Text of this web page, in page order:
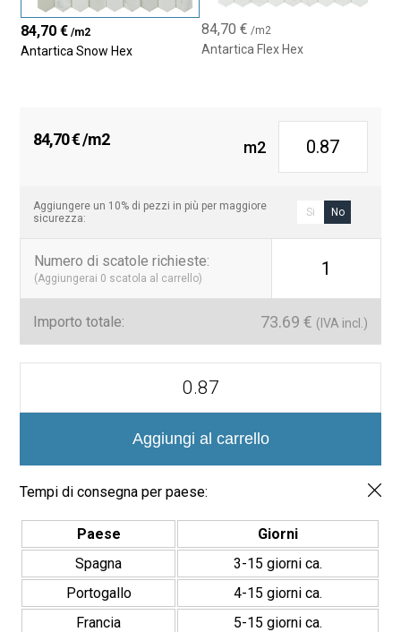
84,70€ /m2
Antartica Snow Hex
84,70 € /m2
Antartica Flex Hex
84,70€/m2 m2
Aggiungere un 10% di pezzi in più per maggiore
sicurezza:
Si No
Numero di scatole richieste:
(Aggiungerai 0 scatola al carrello) 1
Importo totale: 73.69 € (IVA incl.)
Aggiungi al carrello
Tempi di consegna per paese:
Paese
Giorni
Spagna
3-15 giorni ca.
Portogallo
4-15 giorni ca.
Francia
5-15 giorni ca.